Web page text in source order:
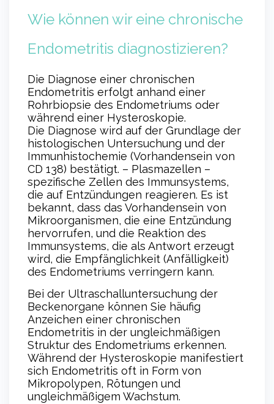
Wie können wir eine chronische
Endometritis diagnostizieren?
Die Diagnose einer chronischen
Endometritis erfolgt anhand einer
Rohrbiopsie des Endometriums oder
während einer Hysteroskopie.
Die Diagnose wird auf der Grundlage der
histologischen Untersuchung und der
Immunhistochemie (Vorhandensein von
CD 138) bestätigt. – Plasmazellen –
spezifische Zellen des Immunsystems,
die auf Entzündungen reagieren. Es ist
bekannt, dass das Vorhandensein von
Mikroorganismen, die eine Entzündung
hervorrufen, und die Reaktion des
Immunsystems, die als Antwort erzeugt
wird, die Empfänglichkeit (Anfälligkeit)
des Endometriums verringern kann.
Bei der Ultraschalluntersuchung der
Beckenorgane können Sie häufig
Anzeichen einer chronischen
Endometritis in der ungleichmäßigen
Struktur des Endometriums erkennen.
Während der Hysteroskopie manifestiert
sich Endometritis oft in Form von
Mikropolypen, Rötungen und
ungleichmäßigem Wachstum.